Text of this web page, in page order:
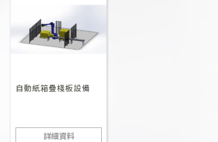
自動紙箱疊棧板設備
詳細資料